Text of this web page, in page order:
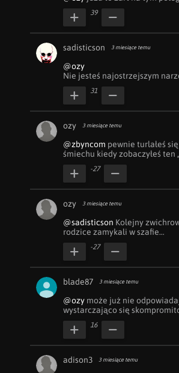
39
sadisticson 3 miesiące temu
@ozy
Nie jesteś najostrzejszym
31
ozy 3 miesiące temu
@zbyncom pewnie turlałeś
śmiechu kiedy zobaczyłeś ten
-27
ozy 3 miesiące temu
@sadisticson Kolejny
rodzice zamykali w szafie…
-27
blade87 3 miesiące temu
@ozy może już nie
wystarczająco się
16
adison3 3 miesiące temu